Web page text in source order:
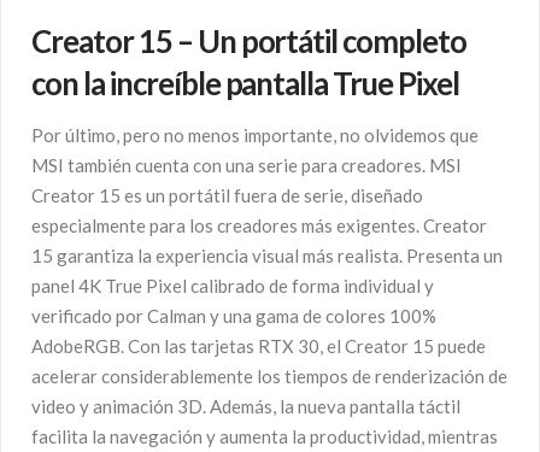
Creator 15 – Un portátil completo
con la increíble pantalla True Pixel
Por último, pero no menos importante, no olvidemos que
MSI también cuenta con una serie para creadores. MSI
Creator 15 es un portátil fuera de serie, diseñado
especialmente para los creadores más exigentes. Creator
15 garantiza la experiencia visual más realista. Presenta un
panel 4K True Pixel calibrado de forma individual y
verificado por Calman y una gama de colores 100%
AdobeRGB. Con las tarjetas RTX 30, el Creator 15 puede
acelerar considerablemente los tiempos de renderización de
video y animación 3D. Además, la nueva pantalla táctil
facilita la navegación y aumenta la productividad, mientras